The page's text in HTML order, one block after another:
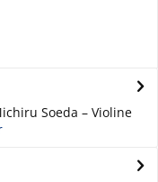
Soeda – Violine